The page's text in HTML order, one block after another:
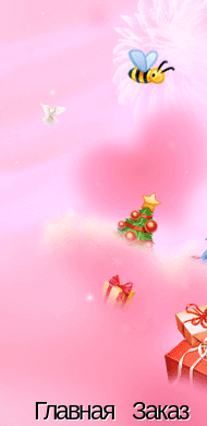
Главная Заказ